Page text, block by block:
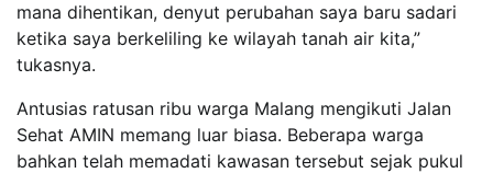
mana dihentikan, denyut perubahan saya baru sadari
ketika saya berkeliling ke wilayah tanah air kita,”
tukasnya.
Antusias ratusan ribu warga Malang mengikuti Jalan
Sehat AMIN memang luar biasa. Beberapa warga
bahkan telah memadati kawasan tersebut sejak pukul